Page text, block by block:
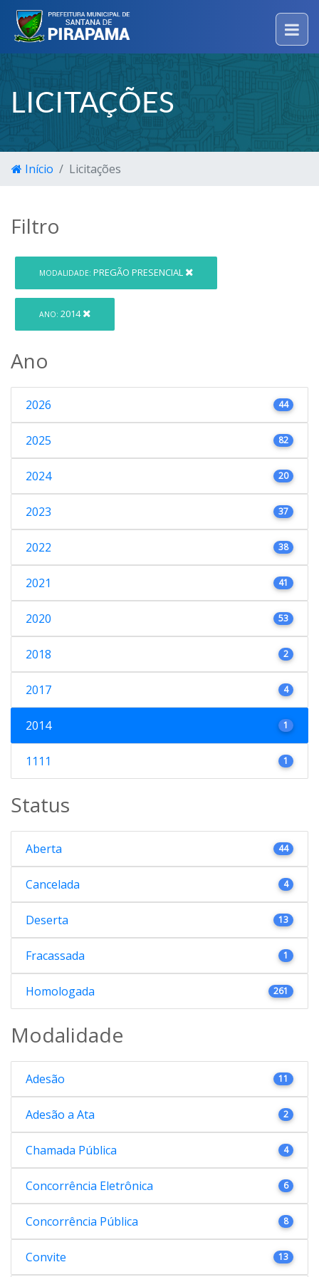
LICITAÇÕES
Início Licitações
Filtro
MODALIDADE: PREGÃO PRESENCIAL
ANO: 2014
Ano
2026 44
2025 82
2024 20
2023 37
2022 38
2021 41
2020 53
2018 2
2017 4
2014 1
1111 1
Status
Aberta 44
Cancelada 4
Deserta 13
Fracassada 1
Homologada 261
Modalidade
Adesão 11
Adesão a Ata 2
Chamada Pública 4
Concorrência Eletrônica 6
Concorrência Pública 8
Convite 13